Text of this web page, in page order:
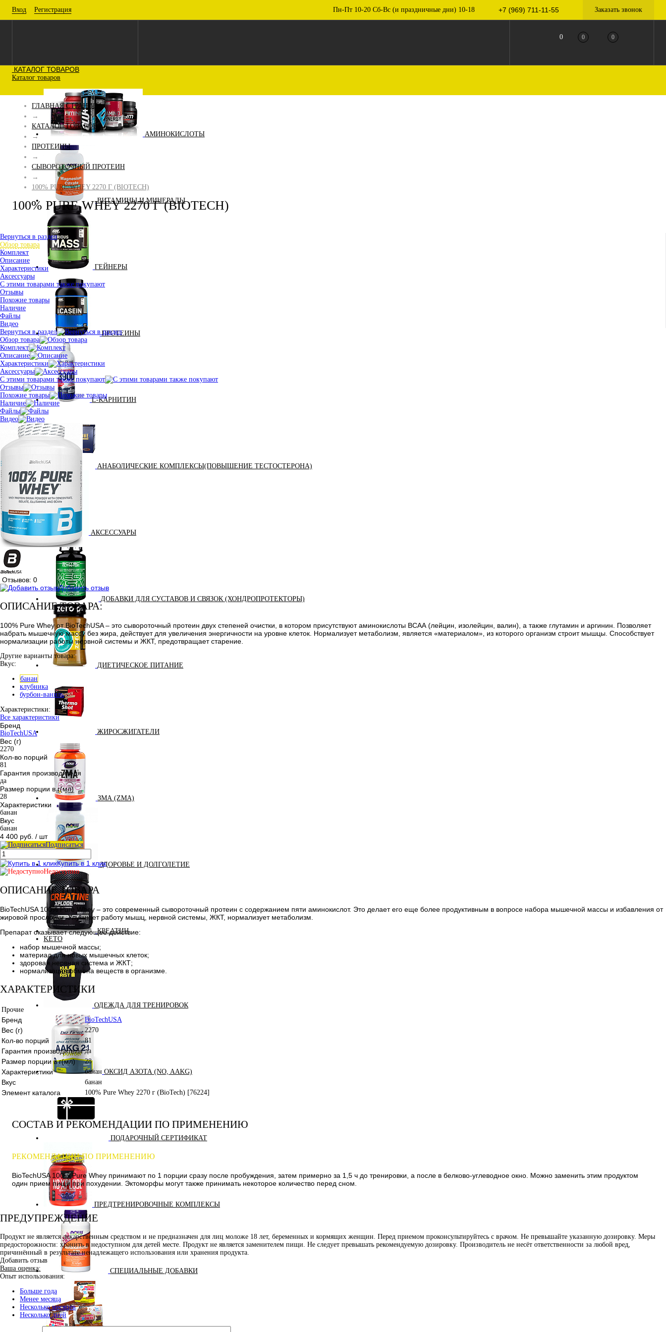
Вход Регистрация Пн-Пт 10-20 Сб-Вс (и праздничные дни) 10-18 +7 (969) 711-11-55 Заказать звонок
0 0 0
КАТАЛОГ ТОВАРОВ
Каталог товаров
АМИНОКИСЛОТЫ
ВИТАМИНЫ И МИНЕРАЛЫ
ГЕЙНЕРЫ
ПРОТЕИНЫ
L-КАРНИТИН
АНАБОЛИЧЕСКИЕ КОМПЛЕКСЫ(ПОВЫШЕНИЕ ТЕСТОСТЕРОНА)
АКСЕССУАРЫ
ДОБАВКИ ДЛЯ СУСТАВОВ И СВЯЗОК (ХОНДРОПРОТЕКТОРЫ)
ДИЕТИЧЕСКОЕ ПИТАНИЕ
ЖИРОСЖИГАТЕЛИ
ЗМА (ZMA)
ЗДОРОВЬЕ И ДОЛГОЛЕТИЕ
КРЕАТИН
KETO
ОДЕЖДА ДЛЯ ТРЕНИРОВОК
ОКСИД АЗОТА (NO, AAKG)
ПОДАРОЧНЫЙ СЕРТИФИКАТ
ПРЕДТРЕНИРОВОЧНЫЕ КОМПЛЕКСЫ
СПЕЦИАЛЬНЫЕ ДОБАВКИ
ГЛАВНАЯ СТРАНИЦА
→
КАТАЛОГ ТОВАРОВ
→
ПРОТЕИНЫ
→
СЫВОРОТОЧНЫЙ ПРОТЕИН
→
100% PURE WHEY 2270 Г (BIOTECH)
100% PURE WHEY 2270 Г (BIOTECH)
Вернуться в раздел
Обзор товара
Комплект
Описание
Характеристики
Аксессуары
С этими товарами также покупают
Отзывы
Похожие товары
Наличие
Файлы
Видео
Вернуться в раздел
Обзор товара
Комплект
Описание
Характеристики
Аксессуары
С этими товарами также покупают
Отзывы
Похожие товары
Наличие
Файлы
Видео
Отзывов: 0
Добавить отзыв
ОПИСАНИЕ ТОВАРА:
100% Pure Whey от BioTechUSA – это сывороточный протеин двух степеней очистки, в котором присутствуют аминокислоты ВСАА (лейцин, изолейцин, валин), а также глутамин и аргинин. Позволяет
набрать мышечную массу без жира, действует для увеличения энергичности на уровне клеток. Нормализует метаболизм, является «материалом», из которого организм строит мышцы. Способствует
нормализации работы нервной системы и ЖКТ, предотвращает старение.
Другие варианты товара:
Вкус:
банан
клубника
бурбон-ваниль
Характеристики:
Все характеристики
Бренд
BioTechUSA
Вес (г)
2270
Кол-во порций
81
Гарантия производителя
да
Размер порции в г(мл)
28
Характеристики
банан
Вкус
банан
4 400 руб. / шт
Подписаться
Купить в 1 клик
Недоступно
ОПИСАНИЕ ТОВАРА
BioTechUSA 100% Pure Whey – это современный сывороточный протеин с содержанием пяти аминокислот. Это делает его еще более продуктивным в вопросе набора мышечной массы и избавления от
жировой прослойки. Улучшает работу мышц, нервной системы, ЖКТ, нормализует метаболизм.
Препарат оказывает следующее действие:
набор мышечной массы;
материал для новых мышечных клеток;
здоровая нервная система и ЖКТ;
нормализация обмена веществ в организме.
ХАРАКТЕРИСТИКИ
Прочие
Бренд BioTechUSA
Вес (г) 2270
Кол-во порций 81
Гарантия производителя да
Размер порции в г(мл) 28
Характеристики банан
Вкус банан
Элемент каталога 100% Pure Whey 2270 г (BioTech) [76224]
СОСТАВ И РЕКОМЕНДАЦИИ ПО ПРИМЕНЕНИЮ
РЕКОМЕНДАЦИИ ПО ПРИМЕНЕНИЮ
BioTechUSA 100% Pure Whey принимают по 1 порции сразу после пробуждения, затем примерно за 1,5 ч до тренировки, а после в белково-углеводное окно. Можно заменить этим продуктом
один прием пищи при похудении. Эктоморфы могут также принимать некоторое количество перед сном.
ПРЕДУПРЕЖДЕНИЕ
Продукт не является лекарственным средством и не предназначен для лиц моложе 18 лет, беременных и кормящих женщин. Перед приемом проконсультируйтесь с врачом. Не превышайте указанную дозировку. Меры
предосторожности: хранить в недоступном для детей месте. Продукт не является заменителем пищи. Не следует превышать рекомендуемую дозировку. Производитель не несёт ответственности за любой вред,
причинённый в результате ненадлежащего использования или хранения продукта.
Добавить отзыв
Ваша оценка:
Опыт использования:
Больше года
Менее месяца
Несколько месяцев
Несколько дней